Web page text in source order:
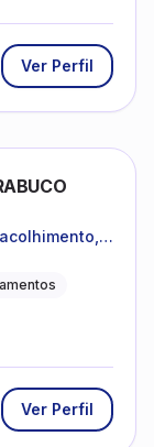
Ver Perfil
Ver Perfil